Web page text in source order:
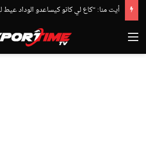
القائمة